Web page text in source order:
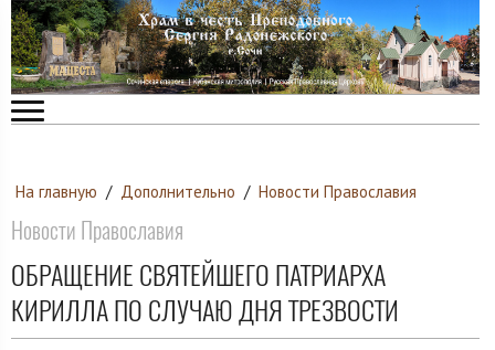
На главную / Дополнительно / Новости Православия
Новости Православия
ОБРАЩЕНИЕ СВЯТЕЙШЕГО ПАТРИАРХА
КИРИЛЛА ПО СЛУЧАЮ ДНЯ ТРЕЗВОСТИ